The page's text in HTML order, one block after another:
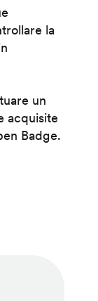
la
un
acquisite
Badge.